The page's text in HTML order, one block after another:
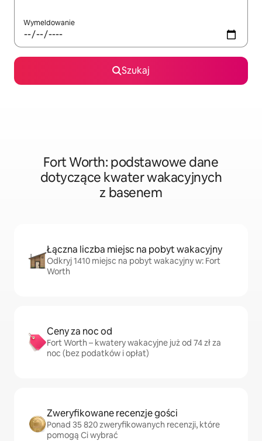
Wymeldowanie
Szukaj
Fort Worth: podstawowe dane
dotyczące kwater wakacyjnych
z basenem
Łączna liczba miejsc na pobyt wakacyjny
Odkryj 1410 miejsc na pobyt wakacyjny w: Fort
Worth
Ceny za noc od
Fort Worth – kwatery wakacyjne już od 74 zł za
noc (bez podatków i opłat)
Zweryfikowane recenzje gości
Ponad 35 820 zweryfikowanych recenzji, które
pomogą Ci wybrać